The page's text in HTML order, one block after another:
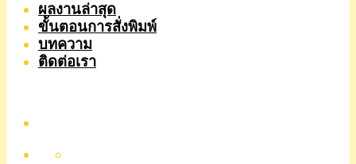
ผลงานล่าสุด
ขั้นตอนการสั่งพิมพ์
บทความ
ติดต่อเรา